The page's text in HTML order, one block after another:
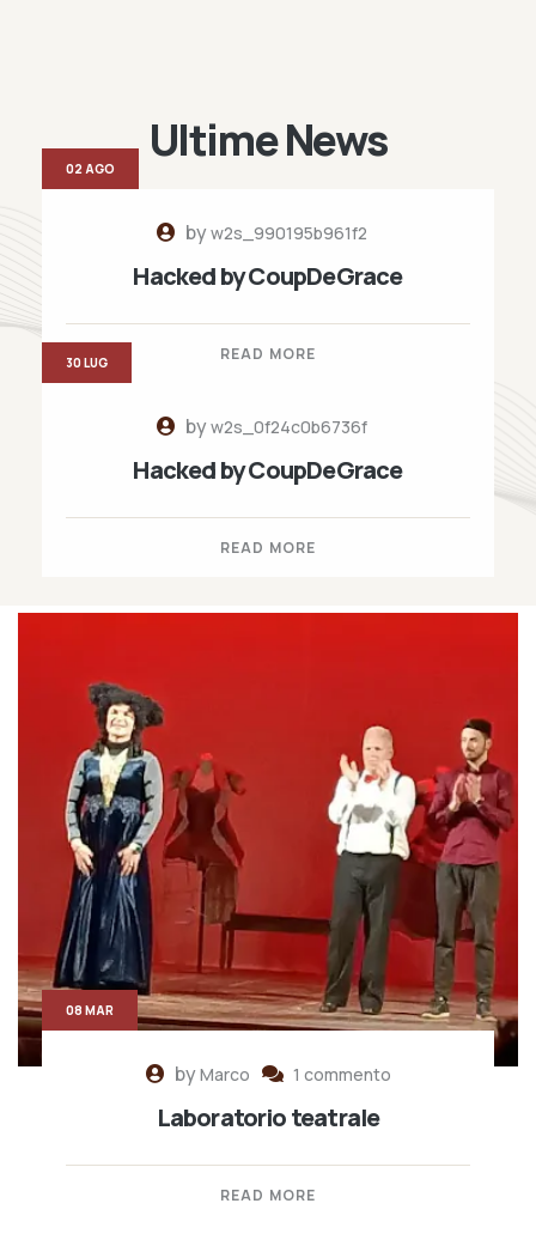
Ultime News
byw2s_990195b961f2
Hacked by CoupDeGrace
READ MORE
02 AGO
byw2s_0f24c0b6736f
Hacked by CoupDeGrace
READ MORE
30 LUG
byMarco 1 commento
Laboratorio teatrale
READ MORE
08 MAR